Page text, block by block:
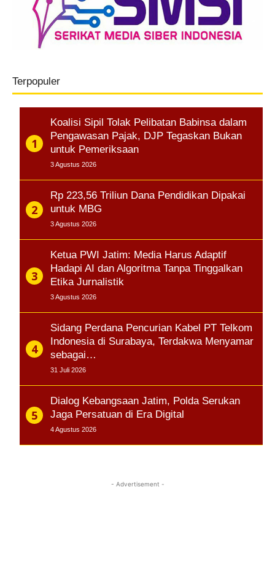
Terpopuler
Koalisi Sipil Tolak Pelibatan Babinsa dalam
Pengawasan Pajak, DJP Tegaskan Bukan
untuk Pemeriksaan
3 Agustus 2026
Rp 223,56 Triliun Dana Pendidikan Dipakai
untuk MBG
3 Agustus 2026
Ketua PWI Jatim: Media Harus Adaptif
Hadapi AI dan Algoritma Tanpa Tinggalkan
Etika Jurnalistik
3 Agustus 2026
Sidang Perdana Pencurian Kabel PT Telkom
Indonesia di Surabaya, Terdakwa Menyamar
sebagai…
31 Juli 2026
Dialog Kebangsaan Jatim, Polda Serukan
Jaga Persatuan di Era Digital
4 Agustus 2026
- Advertisement -